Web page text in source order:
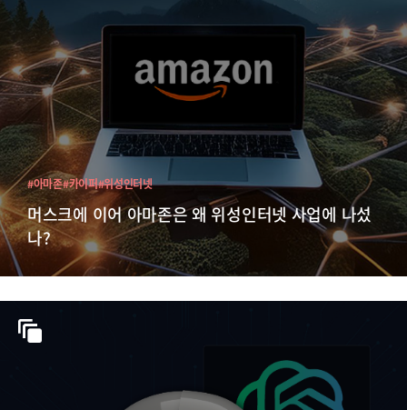
머스크에 이어 아마존은 왜 위성인터넷 사업에 나섰
나?
#아마존#카이퍼#위성인터넷